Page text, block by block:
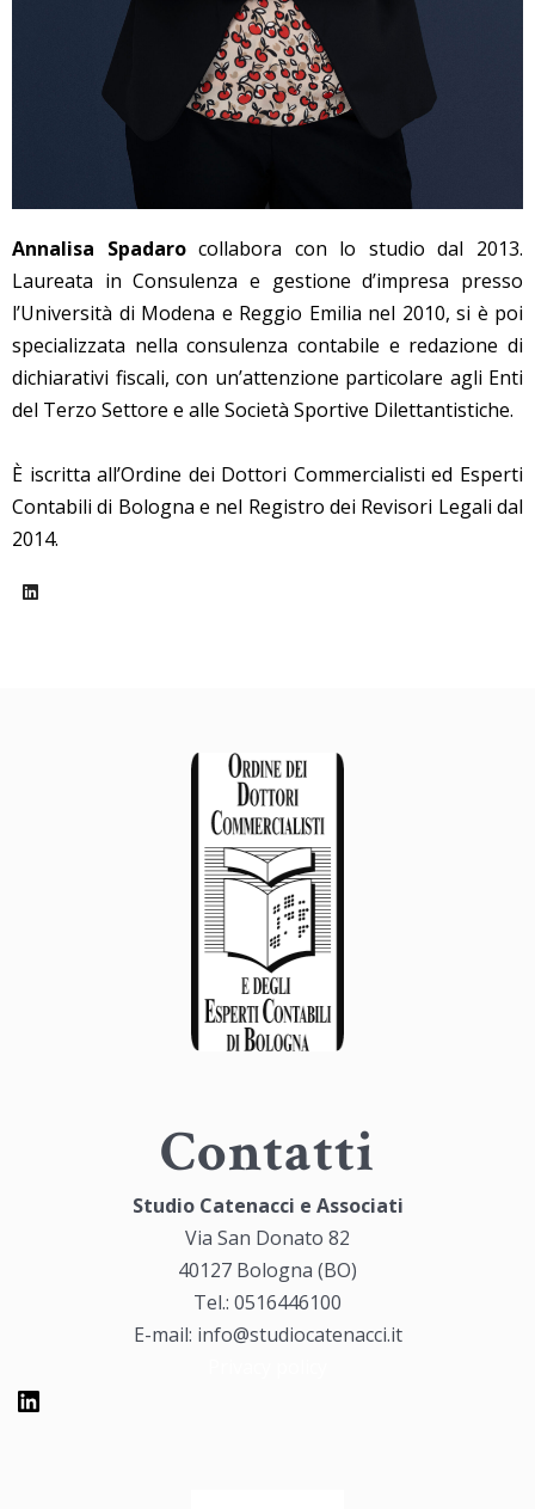
Annalisa Spadarocollabora con lo studio dal 2013.
Laureata in Consulenza e gestione d’impresa presso
l’Università di Modena e Reggio Emilia nel 2010, si è poi
specializzata nella consulenza contabile e redazione di
dichiarativi fiscali, con un’attenzione particolare agli Enti
del Terzo Settore e alle Società Sportive Dilettantistiche.
È iscritta all’Ordine dei Dottori Commercialisti ed Esperti
Contabili di Bologna e nel Registro dei Revisori Legali dal
2014.
Contatti
Studio Catenacci e Associati
Via San Donato 82
40127 Bologna (BO)
Tel.: 0516446100
E-mail: info@studiocatenacci.it